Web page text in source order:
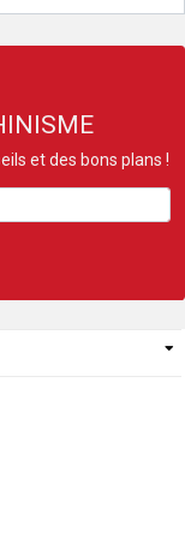
et des bons plans !